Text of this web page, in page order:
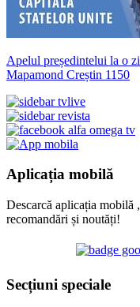
Apelul președintelui la o
Mapamond Creștin 1150
Aplicația mobilă
Descarcă aplicația
recomandări și noutăți!
Secțiuni speciale